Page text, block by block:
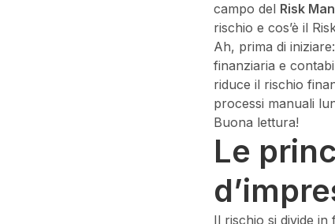
campo del Risk
rischio e cos’è il
Ah, prima di iniziare:
finanziaria e
riduce il rischio
processi manuali
Buona lettura!
Le
Il rischio si divide in